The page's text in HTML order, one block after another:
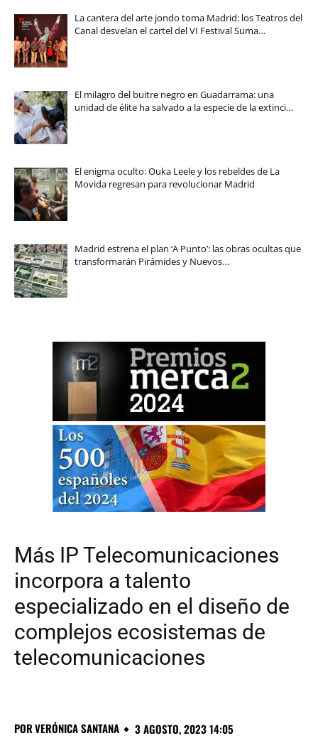
La cantera del arte jondo toma Madrid: los Teatros del
Canal desvelan el cartel del VI Festival Suma…
El milagro del buitre negro en Guadarrama: una
unidad de élite ha salvado a la especie de la extinci…
El enigma oculto: Ouka Leele y los rebeldes de La
Movida regresan para revolucionar Madrid
Madrid estrena el plan ‘A Punto’: las obras ocultas que
transformarán Pirámides y Nuevos…
Más IP Telecomunicaciones
incorpora a talento
especializado en el diseño de
complejos ecosistemas de
telecomunicaciones
PORVERÓNICA SANTANA 3 AGOSTO, 2023 14:05